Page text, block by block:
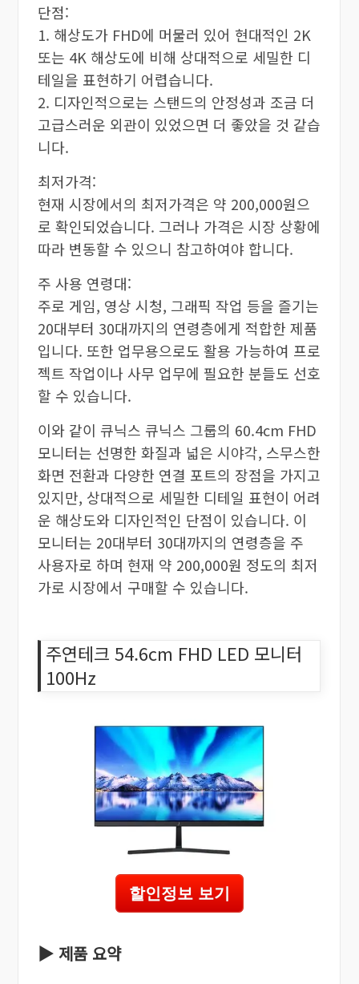
단점:
1. 해상도가 FHD에 머물러 있어 현대적인 2K
또는 4K 해상도에 비해 상대적으로 세밀한 디
테일을 표현하기 어렵습니다.
2. 디자인적으로는 스탠드의 안정성과 조금 더
고급스러운 외관이 있었으면 더 좋았을 것 같습
니다.
최저가격:
현재 시장에서의 최저가격은 약 200,000원으
로 확인되었습니다. 그러나 가격은 시장 상황에
따라 변동할 수 있으니 참고하여야 합니다.
주 사용 연령대:
주로 게임, 영상 시청, 그래픽 작업 등을 즐기는
20대부터 30대까지의 연령층에게 적합한 제품
입니다. 또한 업무용으로도 활용 가능하여 프로
젝트 작업이나 사무 업무에 필요한 분들도 선호
할 수 있습니다.
이와 같이 큐닉스 큐닉스 그룹의 60.4cm FHD
모니터는 선명한 화질과 넓은 시야각, 스무스한
화면 전환과 다양한 연결 포트의 장점을 가지고
있지만, 상대적으로 세밀한 디테일 표현이 어려
운 해상도와 디자인적인 단점이 있습니다. 이
모니터는 20대부터 30대까지의 연령층을 주
사용자로 하며 현재 약 200,000원 정도의 최저
가로 시장에서 구매할 수 있습니다.
주연테크 54.6cm FHD LED 모니터
100Hz
할인정보 보기
▶ 제품 요약